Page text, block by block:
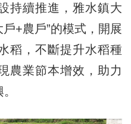
續推進，雅水鎮大
+農戶”的模式，開展
稻，不斷提升水稻種
農業節本增效，助力